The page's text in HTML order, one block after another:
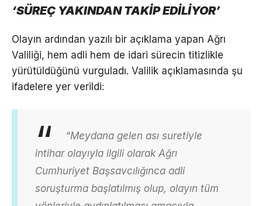
‘SÜREÇ YAKINDAN TAKİP EDİLİYOR’
Olayın ardından yazılı bir açıklama yapan Ağrı
Valiliği, hem adli hem de idari sürecin titizlikle
yürütüldüğünü vurguladı. Valilik açıklamasında şu
ifadelere yer verildi:
“Meydana gelen ası suretiyle
intihar olayıyla ilgili olarak Ağrı
Cumhuriyet Başsavcılığınca adli
soruşturma başlatılmış olup, olayın tüm